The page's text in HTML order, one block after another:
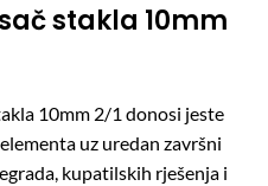
stakla 10mm
10mm 2/1 donosi jeste
uz uredan završni
kupatilskih rješenja i